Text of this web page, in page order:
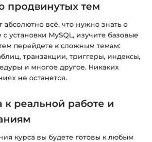
продвинутых тем
абсолютно всё, что нужно знать о
установки MySQL, изучите базовые
перейдете к сложным темам:
транзакции, триггеры, индексы,
и многое другое. Никаких
не останется.
к реальной работе и
курса вы будете готовы к любым